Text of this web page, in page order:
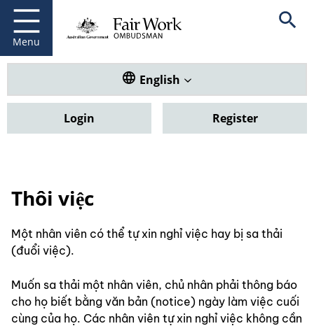
main
content
Menu
Fair Work Ombudsman Open
Translate this website. Default
English
Login Register
Thôi việc
Một nhân viên có thể tự xin nghỉ việc hay bị sa thải
(đuổi việc).
Muốn sa thải một nhân viên, chủ nhân phải thông báo
cho họ biết bằng văn bản (notice) ngày làm việc cuối
cùng của họ. Các nhân viên tự xin nghỉ việc không cần